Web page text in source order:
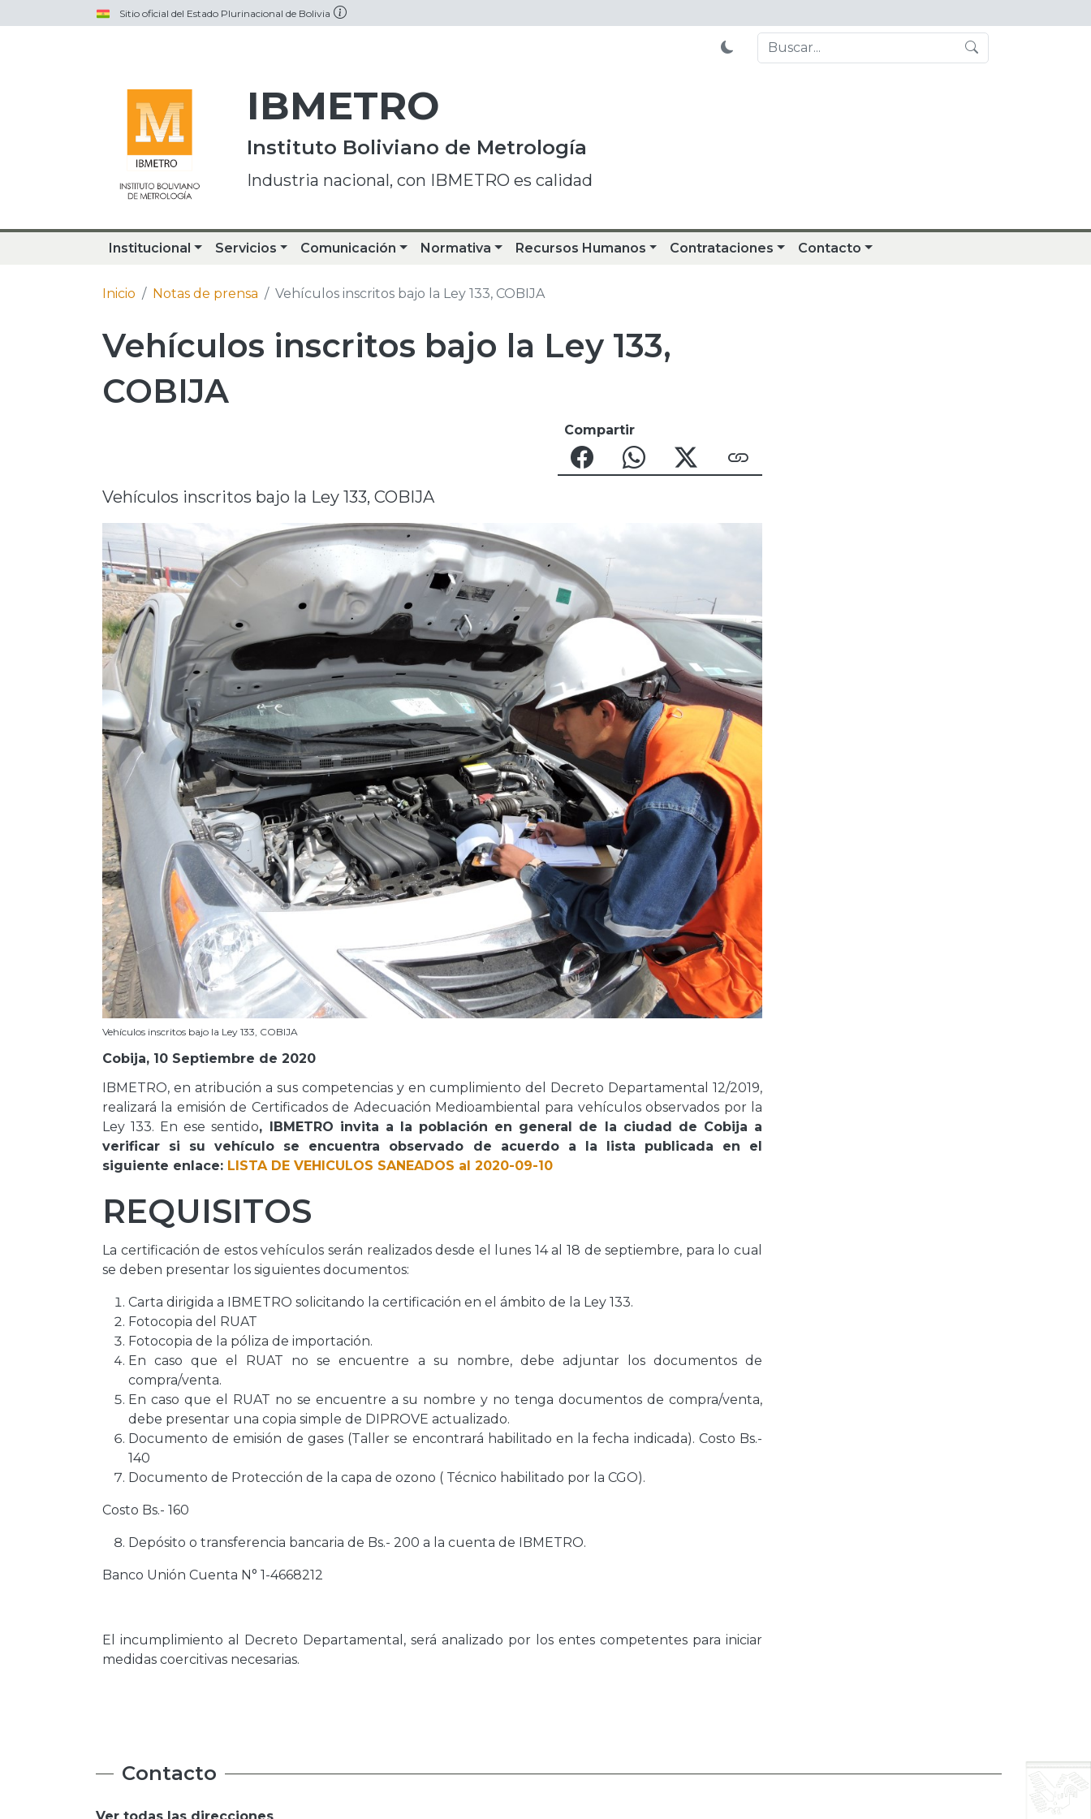
Pasar al contenido principalSitio oficial del Estado Plurinacional de Bolivia
IBMETRO
Instituto Boliviano de Metrología
Industria nacional, con IBMETRO es calidad
Institucional Servicios Comunicación Normativa Recursos Humanos Contrataciones Contacto
Inicio Notas de prensa Vehículos inscritos bajo la Ley 133, COBIJA
Vehículos inscritos bajo la Ley 133,
COBIJA
Compartir
Vehículos inscritos bajo la Ley 133, COBIJA
Vehículos inscritos bajo la Ley 133, COBIJA
Cobija, 10 Septiembre de 2020
IBMETRO, en atribución a sus competencias y en cumplimiento del Decreto Departamental 12/2019,
realizará la emisión de Certificados de Adecuación Medioambiental para vehículos observados por la
Ley 133. En ese sentido, IBMETRO invita a la población en general de la ciudad de Cobija a
verificar si su vehículo se encuentra observado de acuerdo a la lista publicada en el
siguiente enlace: LISTA DE VEHICULOS SANEADOS al 2020-09-10
REQUISITOS
La certificación de estos vehículos serán realizados desde el lunes 14 al 18 de septiembre, para lo cual
se deben presentar los siguientes documentos:
Carta dirigida a IBMETRO solicitando la certificación en el ámbito de la Ley 133.
Fotocopia del RUAT
Fotocopia de la póliza de importación.
En caso que el RUAT no se encuentre a su nombre, debe adjuntar los documentos de
compra/venta.
En caso que el RUAT no se encuentre a su nombre y no tenga documentos de compra/venta,
debe presentar una copia simple de DIPROVE actualizado.
Documento de emisión de gases (Taller se encontrará habilitado en la fecha indicada). Costo Bs.-
140
Documento de Protección de la capa de ozono ( Técnico habilitado por la CGO).
Costo Bs.- 160
Depósito o transferencia bancaria de Bs.- 200 a la cuenta de IBMETRO.
Banco Unión Cuenta N° 1-4668212
El incumplimiento al Decreto Departamental, será analizado por los entes competentes para iniciar
medidas coercitivas necesarias.
Contacto